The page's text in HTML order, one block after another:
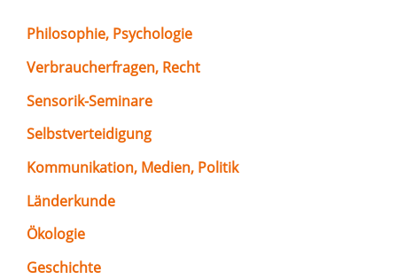
Philosophie, Psychologie
Verbraucherfragen, Recht
Sensorik-Seminare
Selbstverteidigung
Kommunikation, Medien, Politik
Länderkunde
Ökologie
Geschichte